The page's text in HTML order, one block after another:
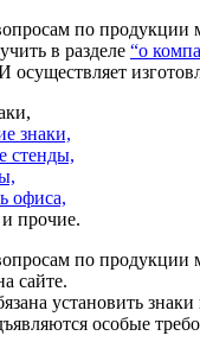
по продукции
в разделе “о
знаки,
стенды,
офиса,
и прочие.
по продукции
сайте.
установить
особые